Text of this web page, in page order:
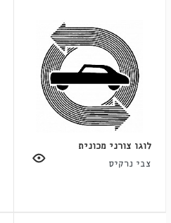
לוגו צורני מכונית
צבי נרקיס